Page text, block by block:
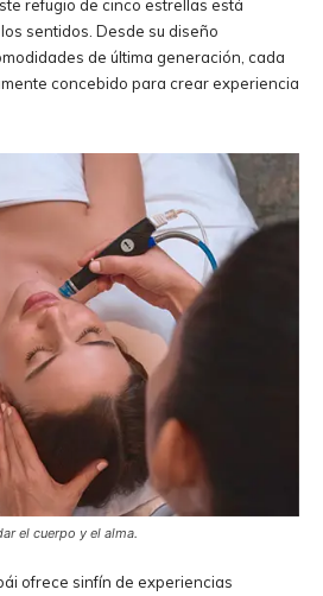
refugio de cinco estrellas está
sentidos. Desde su diseño
de última generación, cada
concebido para crear experiencia
el cuerpo y el alma.
ofrece sinfín de experiencias